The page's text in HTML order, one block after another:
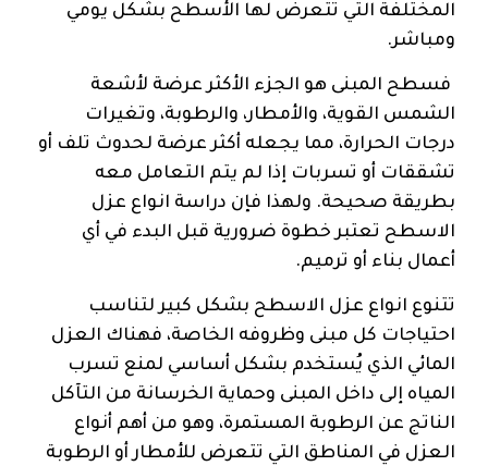
المختلفة التي تتعرض لها الأسطح بشكل يومي
ومباشر.
فسطح المبنى هو الجزء الأكثر عرضة لأشعة
الشمس القوية، والأمطار، والرطوبة، وتغيرات
درجات الحرارة، مما يجعله أكثر عرضة لحدوث تلف أو
تشققات أو تسربات إذا لم يتم التعامل معه
بطريقة صحيحة. ولهذا فإن دراسة انواع عزل
الاسطح تعتبر خطوة ضرورية قبل البدء في أي
أعمال بناء أو ترميم.
تتنوع انواع عزل الاسطح بشكل كبير لتناسب
احتياجات كل مبنى وظروفه الخاصة، فهناك العزل
المائي الذي يُستخدم بشكل أساسي لمنع تسرب
المياه إلى داخل المبنى وحماية الخرسانة من التآكل
الناتج عن الرطوبة المستمرة، وهو من أهم أنواع
العزل في المناطق التي تتعرض للأمطار أو الرطوبة